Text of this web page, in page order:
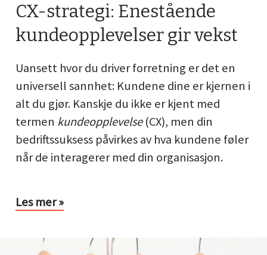
CX-strategi: Enestående
kundeopplevelser gir vekst
Uansett hvor du driver forretning er det en
universell sannhet: Kundene dine er kjernen i
alt du gjør. Kanskje du ikke er kjent med
termen kundeopplevelse(CX), men din
bedriftssuksess påvirkes av hva kundene føler
når de interagerer med din organisasjon.
Les mer »